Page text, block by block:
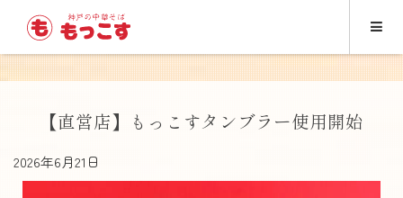
【直営店】もっこすタンブラー使用開始
2026年6月21日